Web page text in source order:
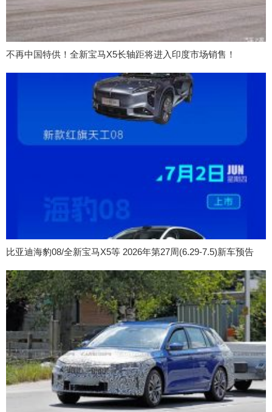
不再中国特供！全新宝马X5长轴距将进入印度市场销售！
比亚迪海豹08/全新宝马X5等 2026年第27周(6.29-7.5)新车预告